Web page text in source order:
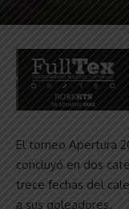
El torneo Apertura
concluyó en dos
trece fechas del
a sus goleadores.